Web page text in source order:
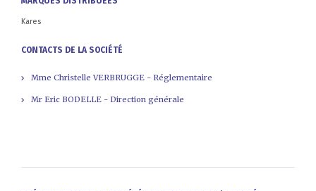
Kares
CONTACTS DE LA SOCIÉTÉ
Mme Christelle VERBRUGGE - Réglementaire
Mr Eric BODELLE - Direction générale